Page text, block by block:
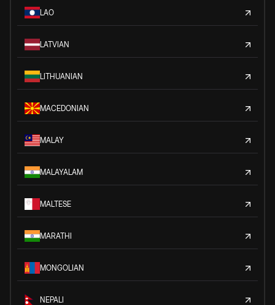
LAO
LATVIAN
LITHUANIAN
MACEDONIAN
MALAY
MALAYALAM
MALTESE
MARATHI
MONGOLIAN
NEPALI